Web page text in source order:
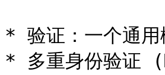
* 验证：一个通用
* 多重身份验证